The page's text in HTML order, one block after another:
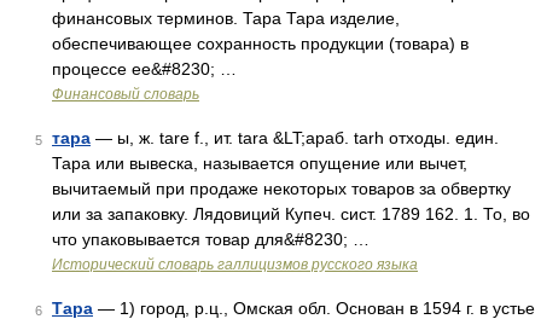
финансовых терминов. Тара Тара изделие,
обеспечивающее сохранность продукции (товара) в
процессе ее&#8230; …
Финансовый словарь
5 тара — ы, ж. tare f., ит. tara &LT;араб. tarh отходы. един.
Тара или вывеска, называется опущение или вычет,
вычитаемый при продаже некоторых товаров за обвертку
или за запаковку. Лядовиций Купеч. сист. 1789 162. 1. То, во
что упаковывается товар для&#8230; …
Исторический словарь галлицизмов русского языка
6 Тара — 1) город, р.ц., Омская обл. Основан в 1594 г. в устье